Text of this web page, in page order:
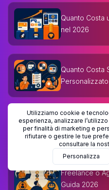
Quanto Costa
nel 2026
Quanto Costa
Preventivo
Completa 2026
Freelance o
Guida 2026
Utilizziamo cookie e
esperienza, analizzare
per finalità di marketing e
rifiutare o gestire le tue
consultare la
Personalizza